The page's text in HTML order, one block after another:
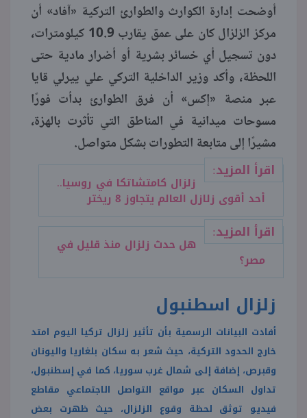
أوضحت إدارة الكوارث والطوارئ التركية «آفاد» أن
مركز الزلزال كان على عمق يقارب 10.9 كيلومترات،
دون تسجيل أي خسائر بشرية أو أضرار مادية حتى
اللحظة، وأكد وزير الداخلية التركي علي ييرلي قايا
عبر منصة «إكس» أن فرق الطوارئ بدأت فورًا
مسوحات ميدانية في المناطق التي تأثرت بالهزة،
مشيرًا إلى متابعة التطورات بشكل متواصل.
اقرأ المزيد:
زلزال كامتشاتكا في روسيا..
أحد أقوى زلازل العالم يتجاوز 8 ريختر
اقرأ المزيد:
هل حدث زلزال منذ قليل في
مصر؟
زلزال اسطنبول
أفادت البيانات الرسمية بأن تأثير زلزال تركيا اليوم امتد
خارج الحدود التركية، حيث شعر به سكان بلغاريا واليونان
وقبرص، إضافة إلى شمال غرب سوريا، كما في إسطنبول،
تداول السكان عبر مواقع التواصل الاجتماعي مقاطع
فيديو توثق لحظة وقوع الزلزال، حيث ظهرت بعض